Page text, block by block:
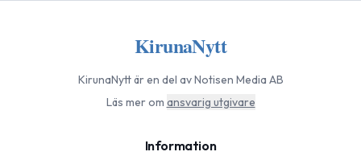
KirunaNytt
KirunaNyttär en del av Notisen Media AB
Läs mer om ansvarig utgivare
Information